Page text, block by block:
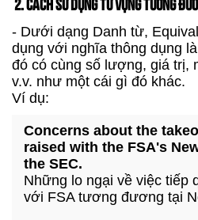
- Dưới dạng Danh từ,
dụng với nghĩa thông dụng
đó có cùng số lượng, giá trị,
v.v. như một cái gì đó khác.
Ví dụ:
Concerns about the
raised with the FSA's
the SEC.
Những lo ngại về việc tiếp
với FSA tương đương tại